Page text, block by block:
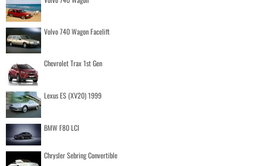
Volvo 740 Wagon Facelift
Chevrolet Trax 1st Gen
Lexus ES (XV20) 1999
BMW F80 LCI
Chrysler Sebring Convertible